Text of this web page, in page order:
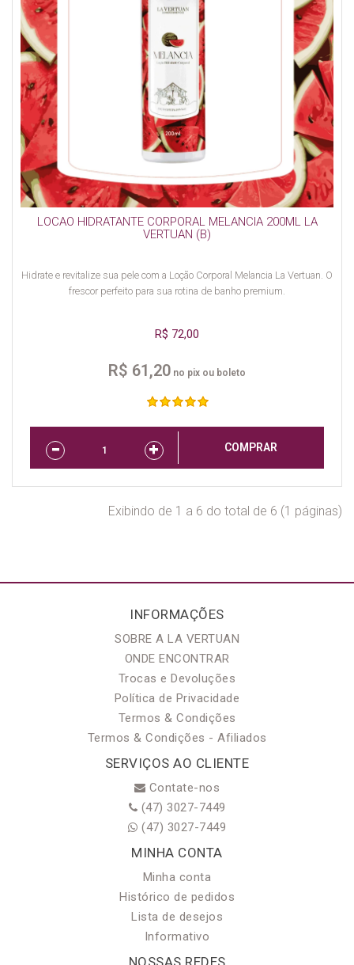
LOCAO HIDRATANTE CORPORAL MELANCIA 200ML LA
VERTUAN (B)
Hidrate e revitalize sua pele com a Loção Corporal Melancia La Vertuan. O
frescor perfeito para sua rotina de banho premium.
R$ 72,00
R$ 61,20 no pix ou boleto
COMPRAR
Exibindo de 1 a 6 do total de 6 (1 páginas)
INFORMAÇÕES
SOBRE A LA VERTUAN
ONDE ENCONTRAR
Trocas e Devoluções
Política de Privacidade
Termos & Condições
Termos & Condições - Afiliados
SERVIÇOS AO CLIENTE
Contate-nos
(47) 3027-7449
(47) 3027-7449
MINHA CONTA
Minha conta
Histórico de pedidos
Lista de desejos
Informativo
NOSSAS REDES